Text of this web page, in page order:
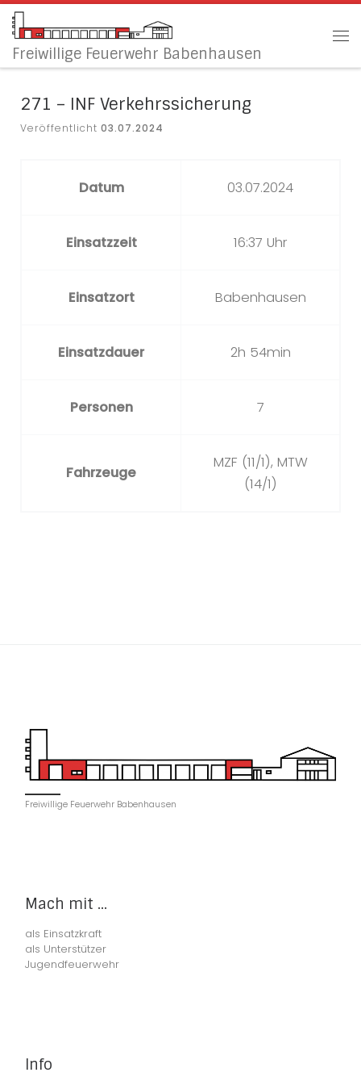
Zum Inhalt springen
Freiwillige Feuerwehr Babenhausen
271 – INF Verkehrssicherung
Veröffentlicht 03.07.2024
Datum 03.07.2024
Einsatzzeit 16:37 Uhr
Einsatzort Babenhausen
Einsatzdauer 2h 54min
Personen 7
Fahrzeuge
MZF (11/1), MTW
(14/1)
Freiwillige Feuerwehr Babenhausen
Mach mit ...
als Einsatzkraft
als Unterstützer
Jugendfeuerwehr
Info